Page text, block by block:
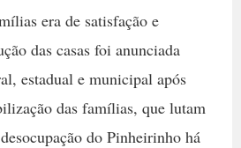
era de satisfação e
das casas foi anunciada
estadual e municipal após
das famílias, que lutam
do Pinheirinho há